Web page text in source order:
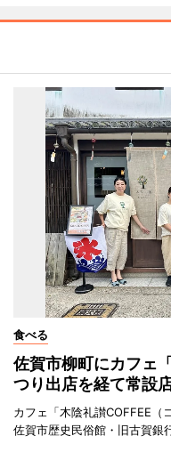
食べる
佐賀市柳町にカフェ
つり出店を経て常設
カフェ「木陰礼讃COFFEE（
佐賀市歴史民俗館・旧古賀銀